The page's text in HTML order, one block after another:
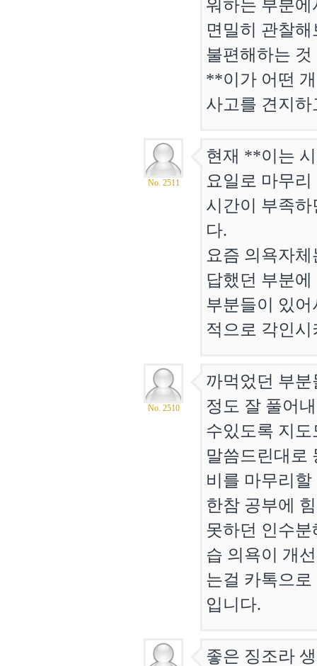
워하는 부분
면밀히 관찰
불편해하는 것
**이가 어떤
사고를 견지하
No. 2511
현재 **이는
요일로 마무
시간이 부족
다.
요즘 의욕자
답했던 부분
부분들이 있
적으로 각인
No. 2510
까먹었던 부
정도 잘 풀어
수있도록 지
말씀드린대로
비를 마무리
한참 공부에
못하던 인수
습 의욕이 개
는걸 카톡으
입니다.
좋은 징조라